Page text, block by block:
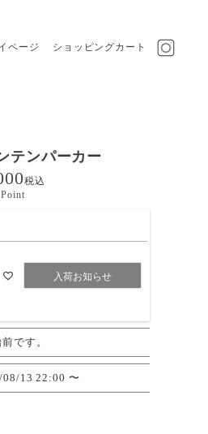
ページ ショッピングカート
テンパーカー
税込
Point
入荷お知らせ
です。
08/13 22:00 〜